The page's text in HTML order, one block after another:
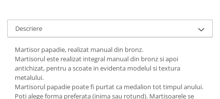
Descriere
Martisor papadie, realizat manual din bronz.
Martisorul este realizat integral manual din bronz si apoi
antichizat, pentru a scoate in evidenta modelul si textura
metalului.
Martisorul papadie poate fi purtat ca medalion tot timpul anului.
Poti alege forma preferata (inima sau rotund). Martisoarele se